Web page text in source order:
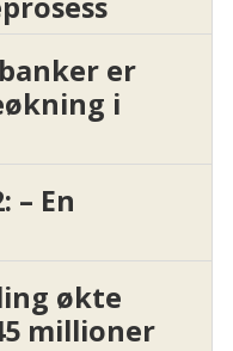
er
i
– En
økte
millioner